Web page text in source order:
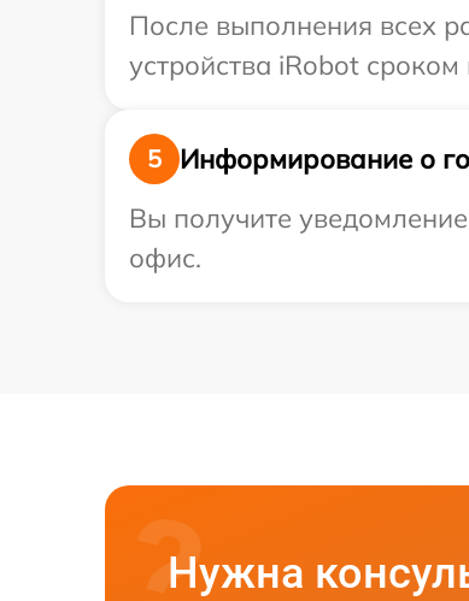
После выполнения всех
устройства iRobot
5
Информирование о
Вы получите
офис.
Нужна